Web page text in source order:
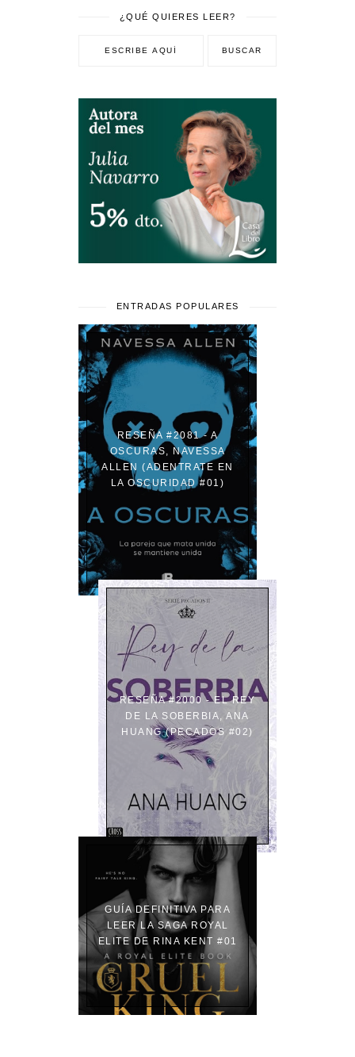
¿QUÉ QUIERES LEER?
ENTRADAS POPULARES
RESEÑA #2081 - A
OSCURAS, NAVESSA
ALLEN (ADENTRATE EN
LA OSCURIDAD #01)
RESEÑA #2000 - EL REY
DE LA SOBERBIA, ANA
HUANG (PECADOS #02)
GUÍA DEFINITIVA PARA
LEER LA SAGA ROYAL
ELITE DE RINA KENT #01